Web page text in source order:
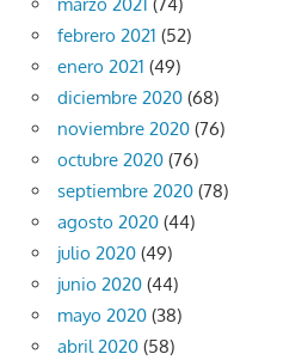
febrero 2021 (52)
enero 2021 (49)
diciembre 2020 (68)
noviembre 2020 (76)
octubre 2020 (76)
septiembre 2020 (78)
agosto 2020 (44)
julio 2020 (49)
junio 2020 (44)
mayo 2020 (38)
abril 2020 (58)